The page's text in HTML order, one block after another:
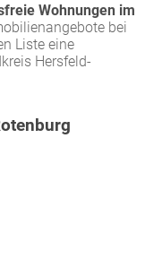
Wohnungen im
bei
Liste eine
Hersfeld-